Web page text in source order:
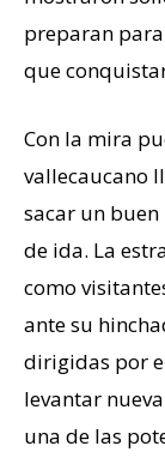
preparan
que
Con la mira
vallecaucano
sacar un buen
de ida. La
como
ante su
dirigidas por
levantar
una de las